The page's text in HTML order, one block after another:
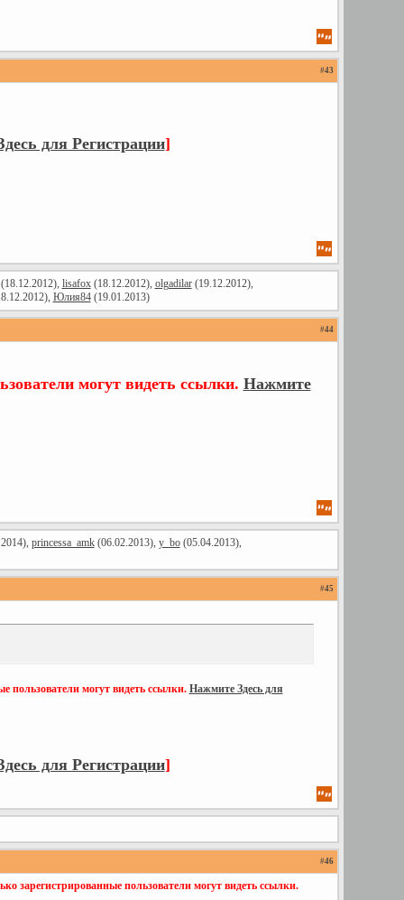
#43
для Регистрации]
lisafox(18.12.2012), olgadilar(19.12.2012),
Юлия84(19.01.2013)
#44
могут видеть ссылки. Нажмите
princessa_amk(06.02.2013), y_bo(05.04.2013),
#45
пользователи могут видеть ссылки. Нажмите Здесь для
для Регистрации]
#46
зарегистрированные пользователи могут видеть ссылки.